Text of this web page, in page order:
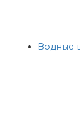
Водные